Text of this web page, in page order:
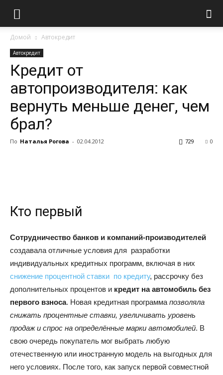
Домой Автокредит
Автокредит
Кредит от
автопроизводителя: как
вернуть меньше денег, чем
брал?
По Наталья Рогова - 02.04.2012 0
729
Кто первый
Сотрудничество банков и компаний-производителей
создавала отличные условия для разработки
индивидуальных кредитных программ, включая в них
снижение процентной ставки по кредиту, рассрочку без
дополнительных процентов и кредит на автомобиль без
первого взноса. Новая кредитная программа позволяла
снижать процентные ставки, увеличивать уровень
продаж и спрос на определённые марки автомобилей. В
свою очередь покупатель мог выбрать любую
отечественную или иностранную модель на выгодных для
него условиях. После того, как запуск первой совместной